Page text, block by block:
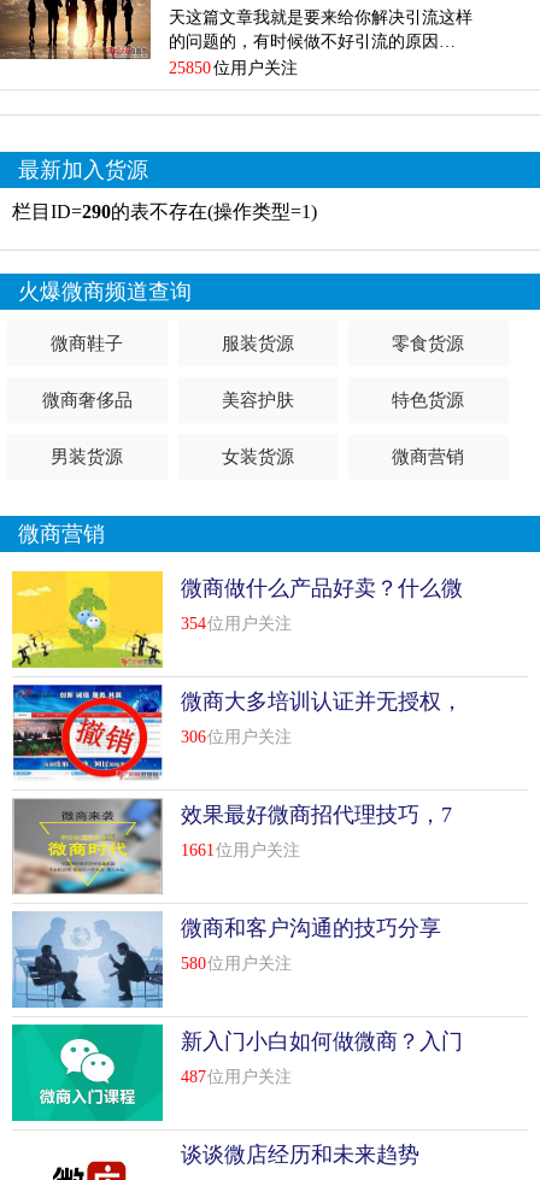
天这篇文章我就是要来给你解决引流这样
的问题的，有时候做不好引流的原因…
25850位用户关注
最新加入货源
栏目ID=290的表不存在(操作类型=1)
火爆微商频道查询
微商鞋子 服装货源 零食货源
微商奢侈品 美容护肤 特色货源
男装货源 女装货源 微商营销
微商营销
微商做什么产品好卖？什么微
商最好挣钱？
354位用户关注
微商大多培训认证并无授权，
你的证书有可能是假的
306位用户关注
效果最好微商招代理技巧，7
天招300个代理
1661位用户关注
微商和客户沟通的技巧分享
580位用户关注
新入门小白如何做微商？入门
必懂几点知识
487位用户关注
谈谈微店经历和未来趋势